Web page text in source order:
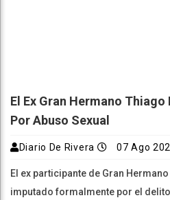
El Ex Gran Hermano
Por Abuso Sexual
Diario De Rivera 07 Ago
El ex participante de Gran
imputado formalmente por el